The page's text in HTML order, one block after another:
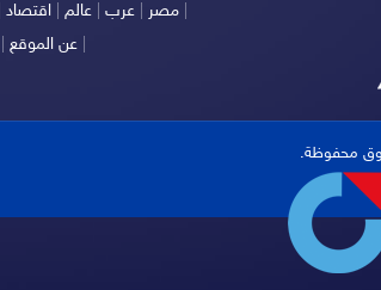
مصر عرب عالم اقتصاد
عن الموقع|